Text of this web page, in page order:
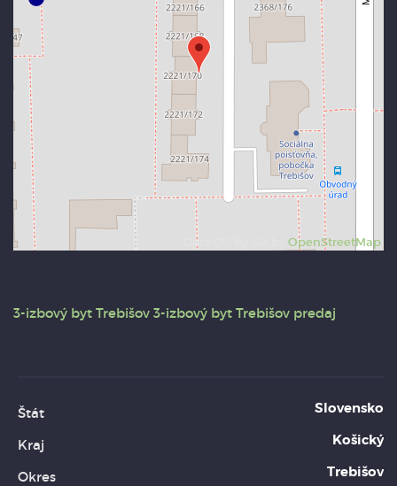
Data CC-By-SA by OpenStreetMap
3-izbový byt Trebišov 3-izbový byt Trebišov predaj
Štát Slovensko
Kraj Košický
Okres Trebišov